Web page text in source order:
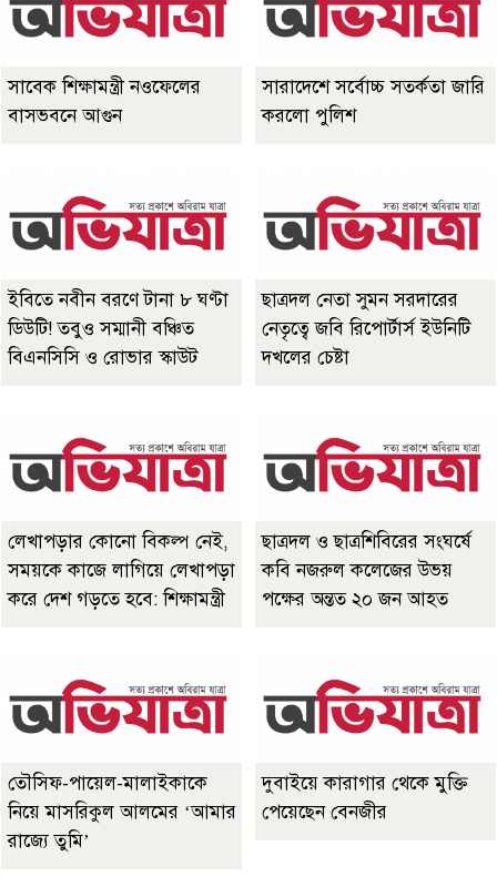
সাবেক শিক্ষামন্ত্রী নওফেলের
বাসভবনে আগুন
সারাদেশে সর্বোচ্চ সতর্কতা জারি
করলো পুলিশ
ইবিতে নবীন বরণে টানা ৮ ঘণ্টা
ডিউটি! তবুও সম্মানী বঞ্চিত
বিএনসিসি ও রোভার স্কাউট
ছাত্রদল নেতা সুমন সরদারের
নেতৃত্বে জবি রিপোর্টার্স ইউনিটি
দখলের চেষ্টা
লেখাপড়ার কোনো বিকল্প নেই,
সময়কে কাজে লাগিয়ে লেখাপড়া
করে দেশ গড়তে হবে: শিক্ষামন্ত্রী
ছাত্রদল ও ছাত্রশিবিরের সংঘর্ষে
কবি নজরুল কলেজের উভয়
পক্ষের অন্তত ২০ জন আহত
তৌসিফ-পায়েল-মালাইকাকে
নিয়ে মাসরিকুল আলমের ‘আমার
রাজ্যে তুমি’
দুবাইয়ে কারাগার থেকে মুক্তি
পেয়েছেন বেনজীর